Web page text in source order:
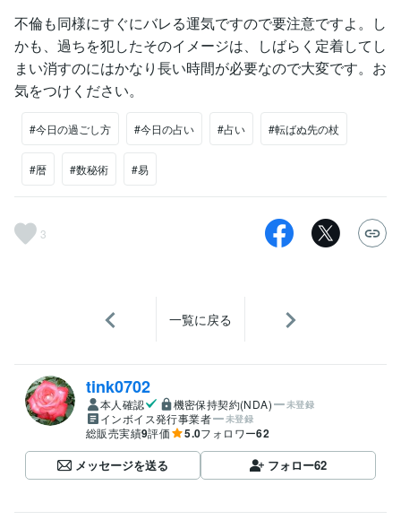
不倫も同様にすぐにバレる運気ですので要注意ですよ。し
かも、過ちを犯したそのイメージは、しばらく定着してし
まい消すのにはかなり長い時間が必要なので大変です。お
気をつけください。
#今日の過ごし方 #今日の占い #占い #転ばぬ先の杖
#暦 #数秘術 #易
3
一覧に戻る
tink0702
本人確認 機密保持契約(NDA) 未登録
インボイス発行事業者 未登録
総販売実績9評価 5.0フォロワー62
メッセージを送る フォロー62